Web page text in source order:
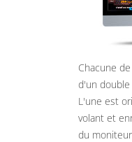
Chacune
d'un
L'une est
volant et
du